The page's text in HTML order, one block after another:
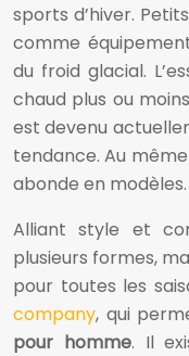
sports d’hiver.
comme
du froid glacial.
chaud plus ou
est devenu
tendance. Au
abonde en modèles.
Alliant style et
plusieurs formes,
pour toutes les
company, qui
pour homme. Il